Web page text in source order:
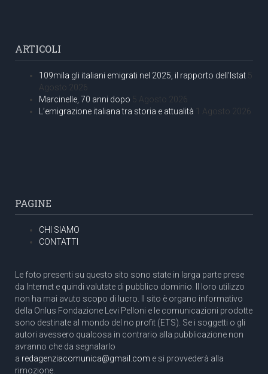
ARTICOLI
109mila gli italiani emigrati nel 2025, il rapporto dell’Istat 5
Agosto 2026
Marcinelle, 70 anni dopo 5 Agosto 2026
L’emigrazione italiana tra storia e attualità 1 Agosto 2026
PAGINE
CHI SIAMO
CONTATTI
Le foto presenti su questo sito sono state in larga parte prese
da Internet e quindi valutate di pubblico dominio. Il loro utilizzo
non ha mai avuto scopo di lucro. Il sito è organo informativo
della Onlus Fondazione Levi Pelloni e le comunicazioni prodotte
sono destinate al mondo del no profit (ETS). Se i soggetti o gli
autori avessero qualcosa in contrario alla pubblicazione non
avranno che da segnalarlo
a redagenziacomunica@gmail.com e si provvederà alla
rimozione.